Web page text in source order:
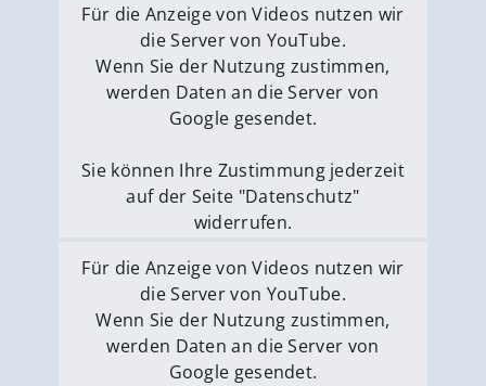
Externe Medien erlauben
Für die Anzeige von Videos nutzen wir
die Server von YouTube.
Wenn Sie der Nutzung zustimmen,
werden Daten an die Server von
Google gesendet.
Sie können Ihre Zustimmung jederzeit
auf der Seite "Datenschutz"
widerrufen.
Externe Medien erlauben
Für die Anzeige von Videos nutzen wir
die Server von YouTube.
Wenn Sie der Nutzung zustimmen,
werden Daten an die Server von
Google gesendet.